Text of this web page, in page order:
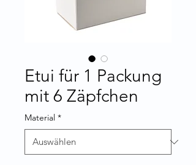
Etui für 1 Packung
mit 6 Zäpfchen
Material *